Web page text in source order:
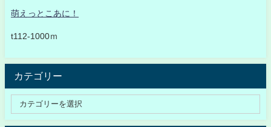
萌えっとこあに！
t112-1000ｍ
カテゴリー